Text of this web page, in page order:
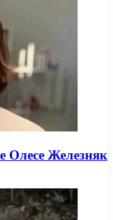
Олесе Железняк